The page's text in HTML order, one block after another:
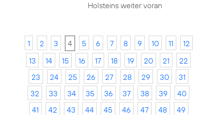
Holsteins weiter voran
1 2 3 4 5 6 7 8 9 10 11
12
13
14 15 16 17 18 19 20 21
22
23
24 25 26 27 28 29 30
31
32
33 34 35 36 37 38 39
40
41
42 43 44 45 46 47 48
49